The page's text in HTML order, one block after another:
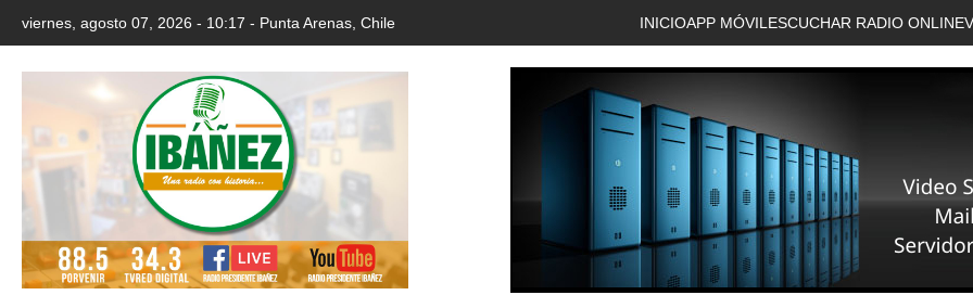
viernes, agosto 07, 2026 - 10:17 - Punta Arenas, Chile INICIOAPP MÓVIL ESCUCHAR RADIO ONLINE